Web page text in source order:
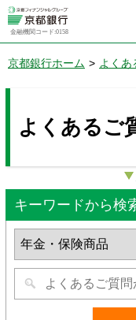
金融機関コード:0158
京都銀行ホーム > よくあ
よくあるご
キーワードから検